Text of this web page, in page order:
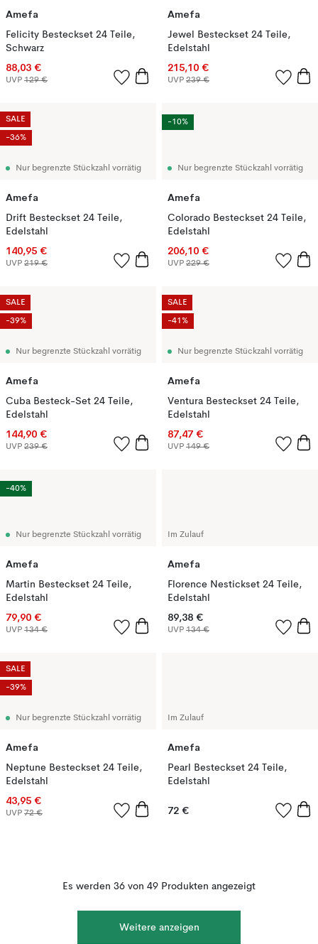
Amefa
Felicity Besteckset 24 Teile,
Schwarz
88,03 €
UVP 129 €
Amefa
Jewel Besteckset 24 Teile,
Edelstahl
215,10 €
UVP 239 €
Nur begrenzte Stückzahl vorrätig
Amefa
Drift Besteckset 24 Teile,
Edelstahl
140,95 €
UVP 219 €
SALE
-36%
Nur begrenzte Stückzahl vorrätig
Amefa
Colorado Besteckset 24 Teile,
Edelstahl
206,10 €
UVP 229 €
-10%
Nur begrenzte Stückzahl vorrätig
Amefa
Cuba Besteck-Set 24 Teile,
Edelstahl
144,90 €
UVP 239 €
SALE
-39%
Nur begrenzte Stückzahl vorrätig
Amefa
Ventura Besteckset 24 Teile,
Edelstahl
87,47 €
UVP 149 €
SALE
-41%
Nur begrenzte Stückzahl vorrätig
Amefa
Martin Besteckset 24 Teile,
Edelstahl
79,90 €
UVP 134 €
-40%
Im Zulauf
Amefa
Florence Nestickset 24 Teile,
Edelstahl
89,38 €
UVP 134 €
Nur begrenzte Stückzahl vorrätig
Amefa
Neptune Besteckset 24 Teile,
Edelstahl
43,95 €
UVP 72 €
SALE
-39%
Im Zulauf
Amefa
Pearl Besteckset 24 Teile,
Edelstahl
72 €
Es werden 36 von 49 Produkten angezeigt
Weitere anzeigen